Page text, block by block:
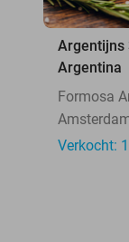
Argentijns
Argentina
Formosa
Verkocht: